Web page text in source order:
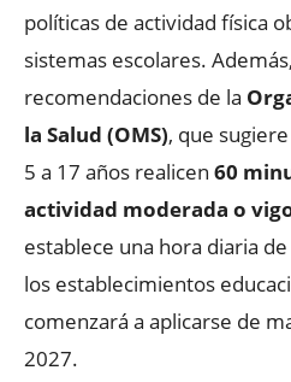
políticas de actividad física
sistemas escolares.
recomendaciones de la
la Salud (OMS), que
5 a 17 años realicen 60
actividad moderada o
establece una hora diaria
los establecimientos
comenzará a aplicarse de
2027.